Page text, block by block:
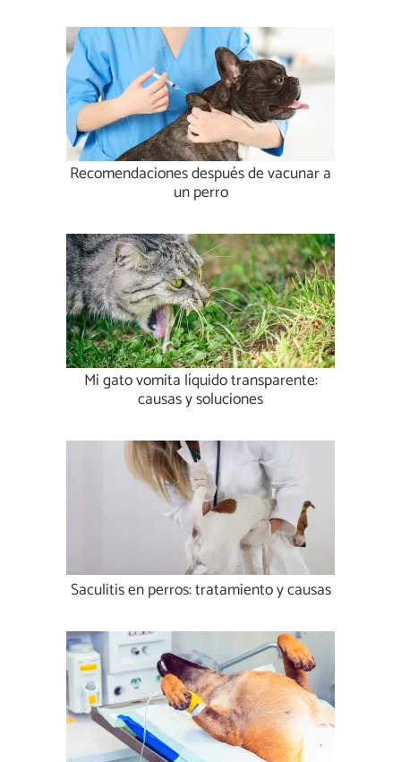
Recomendaciones después de vacunar a
un perro
Mi gato vomita líquido transparente:
causas y soluciones
Saculitis en perros: tratamiento y causas